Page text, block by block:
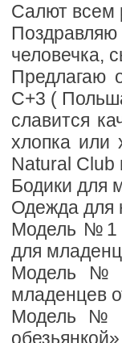
Салют всем
человечка,
Предлагаю
C+3 (
славится
хлопка или
Natural Club
Бодики для
Одежда для
Модель №1
для
Модель №
младенцев
Модель №